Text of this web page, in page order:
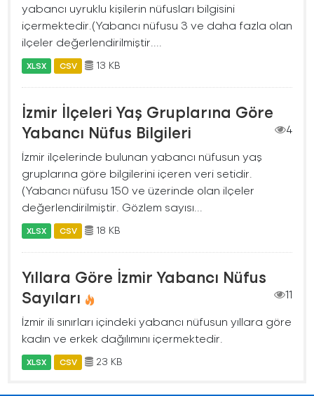
yabancı uyruklu kişilerin nüfusları bilgisini
içermektedir.(Yabancı nüfusu 3 ve daha fazla olan
ilçeler değerlendirilmiştir....
XLSX CSV 13 KB
İzmir İlçeleri Yaş Gruplarına Göre
Yabancı Nüfus Bilgileri
4
İzmir ilçelerinde bulunan yabancı nüfusun yaş
gruplarına göre bilgilerini içeren veri setidir.
(Yabancı nüfusu 150 ve üzerinde olan ilçeler
değerlendirilmiştir. Gözlem sayısı...
XLSX CSV 18 KB
Yıllara Göre İzmir Yabancı Nüfus
Sayıları
11
İzmir ili sınırları içindeki yabancı nüfusun yıllara göre
kadın ve erkek dağılımını içermektedir.
XLSX CSV 23 KB